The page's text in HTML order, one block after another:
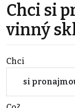
Chci si
vinný
Chci
si